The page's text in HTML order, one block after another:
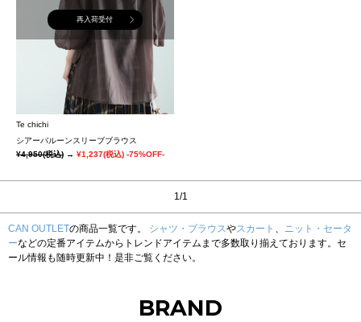
再入荷受付
Te chichi
シアーバルーンスリーブブラウス
¥4,950(税込) → ¥1,237(税込) -75%OFF-
1/1
CAN OUTLETの商品一覧です。 シャツ・ブラウスやスカート 、 ニット・セータ
ーなどの定番アイテムからトレンドアイテムまで多数取り揃えております。セ
ール情報も随時更新中！是非ご覧ください。
BRAND